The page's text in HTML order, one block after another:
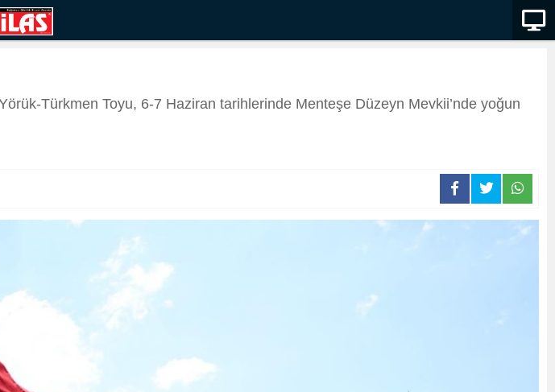
Türkmen Toyu, 6-7 Haziran tarihlerinde Menteşe Düzeyn Mevkii’nde yoğun